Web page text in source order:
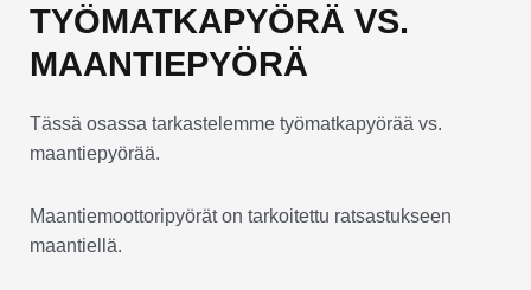
TYÖMATKAPYÖRÄ VS.
MAANTIEPYÖRÄ
Tässä osassa tarkastelemme työmatkapyörää vs.
maantiepyörää.
Maantiemoottoripyörät on tarkoitettu ratsastukseen
maantiellä.